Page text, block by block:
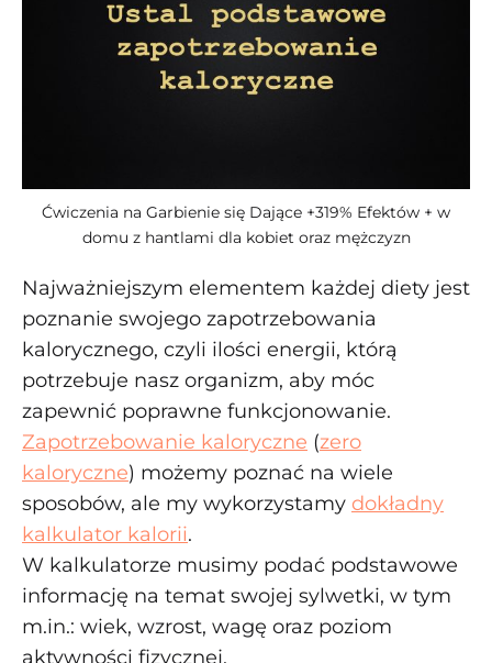
Ćwiczenia na Garbienie się Dające +319% Efektów + w
domu z hantlami dla kobiet oraz mężczyzn
Najważniejszym elementem każdej diety jest
poznanie swojego zapotrzebowania
kalorycznego, czyli ilości energii, którą
potrzebuje nasz organizm, aby móc
zapewnić poprawne funkcjonowanie.
Zapotrzebowanie kaloryczne (zero
kaloryczne) możemy poznać na wiele
sposobów, ale my wykorzystamy dokładny
kalkulator kalorii.
W kalkulatorze musimy podać podstawowe
informację na temat swojej sylwetki, w tym
m.in.: wiek, wzrost, wagę oraz poziom
aktywności fizycznej.